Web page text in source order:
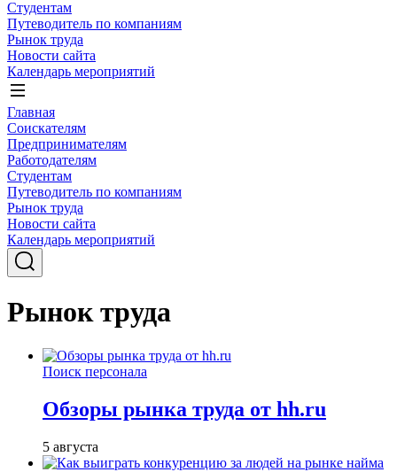
Студентам
Путеводитель по компаниям
Рынок труда
Новости сайта
Календарь мероприятий
Главная
Соискателям
Предпринимателям
Работодателям
Студентам
Путеводитель по компаниям
Рынок труда
Новости сайта
Календарь мероприятий
Рынок труда
Поиск персонала
Обзоры рынка труда от hh.ru
5 августа